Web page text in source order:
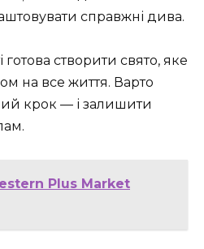
справжні дива.
готова створити свято, яке
на все життя. Варто
крок — і залишити
Plus Market